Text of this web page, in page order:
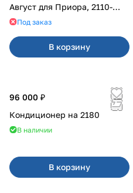
Август для Приора, 2110-
2112Под заказ
В корзину
96 000 ₽
Кондиционер на 2180
В наличии
В корзину